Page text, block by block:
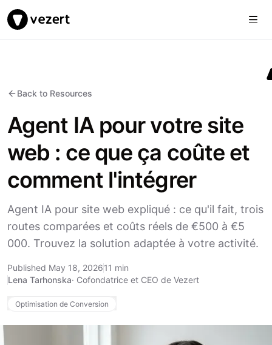
Vezert
Back to Resources
Agent IA pour votre site
web : ce que ça coûte et
comment l'intégrer
Agent IA pour site web expliqué : ce qu'il fait, trois
routes comparées et coûts réels de €500 à €5
000. Trouvez la solution adaptée à votre activité.
Published May 18, 202611 min
Lena Tarhonska· Cofondatrice et CEO de Vezert
Optimisation de Conversion